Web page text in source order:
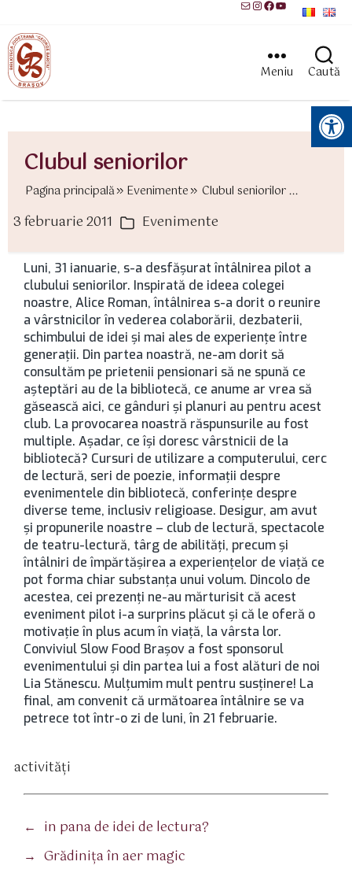
MailInstagram
Facebook
YouTube
Meniu Caută
Instrumente pentru accesibilitate
Clubul seniorilor
Pagina principală Evenimente Clubul seniorilor ...
3 februarie 2011 Categorii
Evenimente
Luni, 31 ianuarie, s-a desfăşurat întâlnirea pilot a
clubului seniorilor. Inspirată de ideea colegei
noastre, Alice Roman, întâlnirea s-a dorit o reunire
a vârstnicilor în vederea colaborării, dezbaterii,
schimbului de idei şi mai ales de experienţe între
generaţii. Din partea noastră, ne-am dorit să
consultăm pe prietenii pensionari să ne spună ce
aşteptări au de la bibliotecă, ce anume ar vrea să
găsească aici, ce gânduri şi planuri au pentru acest
club. La provocarea noastră răspunsurile au fost
multiple. Aşadar, ce îşi doresc vârstnicii de la
bibliotecă? Cursuri de utilizare a computerului, cerc
de lectură, seri de poezie, informaţii despre
evenimentele din bibliotecă, conferinţe despre
diverse teme, inclusiv religioase. Desigur, am avut
şi propunerile noastre – club de lectură, spectacole
de teatru-lectură, târg de abilităţi, precum şi
întâlniri de împărtăşirea a experienţelor de viaţă ce
pot forma chiar substanţa unui volum. Dincolo de
acestea, cei prezenţi ne-au mărturisit că acest
eveniment pilot i-a surprins plăcut şi că le oferă o
motivaţie în plus acum în viaţă, la vârsta lor.
Conviviul Slow Food Braşov a fost sponsorul
evenimentului şi din partea lui a fost alături de noi
Lia Stănescu. Mulţumim mult pentru susţinere! La
final, am convenit că următoarea întâlnire se va
petrece tot într-o zi de luni, în 21 februarie.
activităţi
← in pana de idei de lectura?
→ Grădiniţa în aer magic